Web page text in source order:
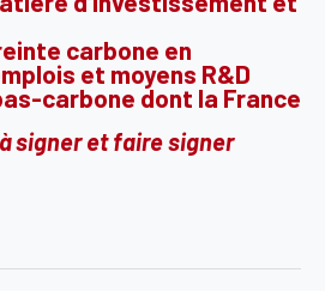
carbone en
et moyens R&D
carbone dont la France
signer et faire signer